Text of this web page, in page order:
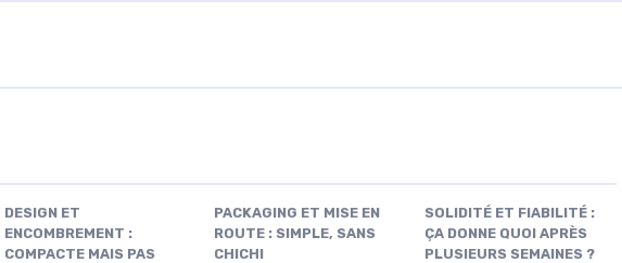
DESIGN ET
ENCOMBREMENT :
COMPACTE MAIS PAS
PACKAGING ET MISE EN
ROUTE : SIMPLE, SANS
CHICHI
SOLIDITÉ ET FIABILITÉ :
ÇA DONNE QUOI APRÈS
PLUSIEURS SEMAINES ?